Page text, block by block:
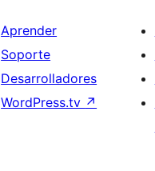
Aprender
Soporte
Desarrolladores
WordPress.tv ↗